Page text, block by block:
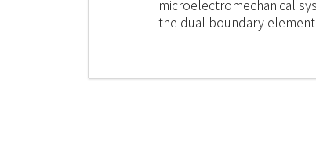
microelectromechanical
the dual boundary